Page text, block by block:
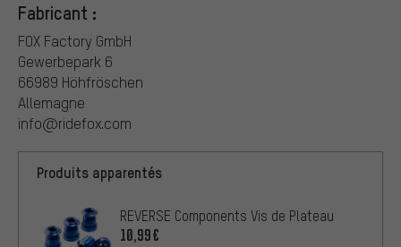
Fabricant :
FOX Factory GmbH
Gewerbepark 6
66989 Höhfröschen
Allemagne
info@ridefox.com
Produits apparentés
REVERSE Components Vis de Plateau
10,99€